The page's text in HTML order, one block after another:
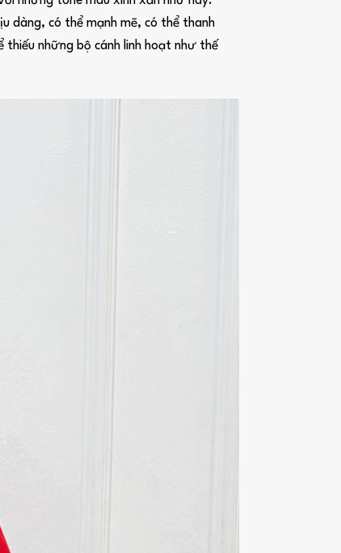
dàng, có thể mạnh mẽ, có thể thanh
thiếu những bộ cánh linh hoạt như thế